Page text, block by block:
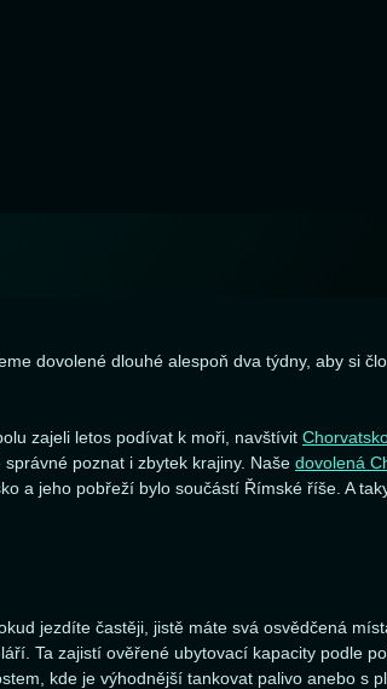
dovolené dlouhé alespoň dva týdny, aby si
zajeli letos podívat k moři, navštívit
poznat i zbytek krajiny. Naše dovolená
a jeho pobřeží bylo součástí Římské říše. A
jezdíte častěji, jistě máte svá osvědčená
Ta zajistí ověřené ubytovací kapacity podle
kde je výhodnější tankovat palivo anebo s